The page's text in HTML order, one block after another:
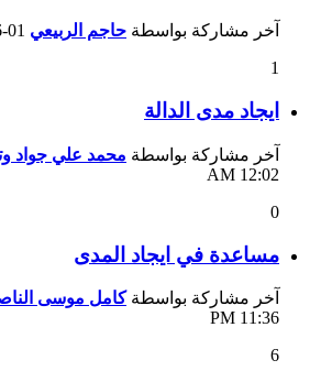
آخر مشاركة بواسطة حاجم الربيعي
1
ايجاد مدى الدالة
آخر مشاركة بواسطة محمد علي جواد
12:02 AM
0
مساعدة في ايجاد المدى
آخر مشاركة بواسطةكامل موسى
11:36 PM
6